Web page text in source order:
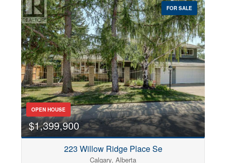
FOR SALE
OPEN HOUSE
$1,399,900
223 Willow Ridge Place Se
Calgary, Alberta